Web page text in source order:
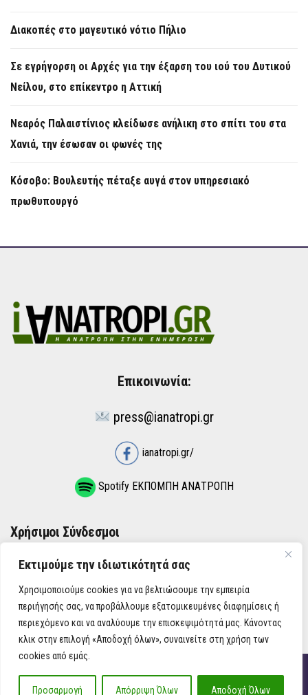
Εκτιμούμε την ιδιωτικότητά σας
Χρησιμοποιούμε cookies για να βελτιώσουμε την εμπειρία
περιήγησής σας, να προβάλλουμε εξατομικευμένες διαφημίσεις ή
περιεχόμενο και να αναλύουμε την επισκεψιμότητά μας. Κάνοντας
κλικ στην επιλογή «Αποδοχή όλων», συναινείτε στη χρήση των
cookies από εμάς.
Προσαρμογή Απόρριψη Όλων Αποδοχή Όλων
Διακοπές στο μαγευτικό νότιο Πήλιο
Σε εγρήγορση οι Αρχές για την έξαρση του ιού του Δυτικού
Νείλου, στο επίκεντρο η Αττική
Νεαρός Παλαιστίνιος κλείδωσε ανήλικη στο σπίτι του στα
Χανιά, την έσωσαν οι φωνές της
Κόσοβο: Βουλευτής πέταξε αυγά στον υπηρεσιακό
πρωθυπουργό
Επικοινωνία:
press@ianatropi.gr
ianatropi.gr/
Spotify ΕΚΠΟΜΠΗ ΑΝΑΤΡΟΠΗ
Χρήσιμοι Σύνδεσμοι
ΌΡΟΙ ΧΡΉΣΗΣ
ΠΟΛΙΤΙΚΉ ΑΠΟΡΡΉΤΟΥ
iAnatropi ©